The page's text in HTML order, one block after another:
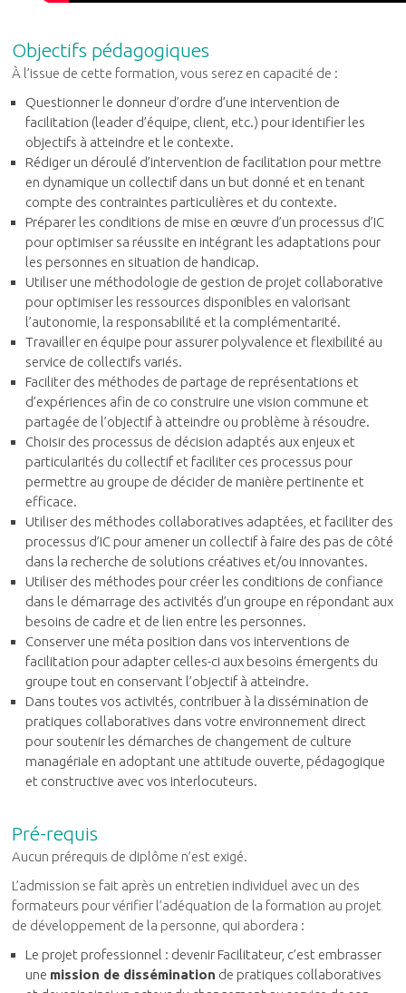
Objectifs pédagogiques
À l’issue de cette formation, vous serez en capacité de :
Questionner le donneur d’ordre d’une intervention de
facilitation (leader d’équipe, client, etc.) pour identifier les
objectifs à atteindre et le contexte.
Rédiger un déroulé d’intervention de facilitation pour mettre
en dynamique un collectif dans un but donné et en tenant
compte des contraintes particulières et du contexte.
Préparer les conditions de mise en œuvre d’un processus d’IC
pour optimiser sa réussite en intégrant les adaptations pour
les personnes en situation de handicap.
Utiliser une méthodologie de gestion de projet collaborative
pour optimiser les ressources disponibles en valorisant
l’autonomie, la responsabilité et la complémentarité.
Travailler en équipe pour assurer polyvalence et flexibilité au
service de collectifs variés.
Faciliter des méthodes de partage de représentations et
d’expériences afin de co construire une vision commune et
partagée de l’objectif à atteindre ou problème à résoudre.
Choisir des processus de décision adaptés aux enjeux et
particularités du collectif et faciliter ces processus pour
permettre au groupe de décider de manière pertinente et
efficace.
Utiliser des méthodes collaboratives adaptées, et faciliter des
processus d’IC pour amener un collectif à faire des pas de côté
dans la recherche de solutions créatives et/ou innovantes.
Utiliser des méthodes pour créer les conditions de confiance
dans le démarrage des activités d’un groupe en répondant aux
besoins de cadre et de lien entre les personnes.
Conserver une méta position dans vos interventions de
facilitation pour adapter celles-ci aux besoins émergents du
groupe tout en conservant l’objectif à atteindre.
Dans toutes vos activités, contribuer à la dissémination de
pratiques collaboratives dans votre environnement direct
pour soutenir les démarches de changement de culture
managériale en adoptant une attitude ouverte, pédagogique
et constructive avec vos interlocuteurs.
Pré-requis
Aucun prérequis de diplôme n’est exigé.
L’admission se fait après un entretien individuel avec un des
formateurs pour vérifier l’adéquation de la formation au projet
de développement de la personne, qui abordera :
Le projet professionnel : devenir Facilitateur, c’est embrasser
une mission de dissémination de pratiques collaboratives